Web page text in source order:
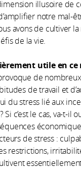
illusoire de
notre mal-
avons de cultiver
de la vie.
utile en ce
de
de travail et
du stress lié aux
c’est le cas, va-t-il
de stress :
restrictions,